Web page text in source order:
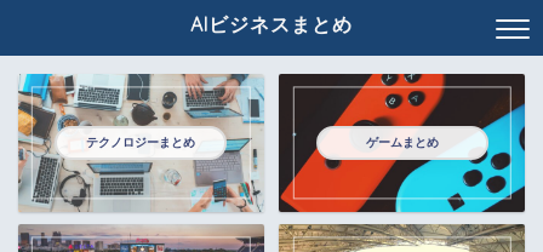
AIビジネスまとめ
テクノロジーまとめ ゲームまとめ